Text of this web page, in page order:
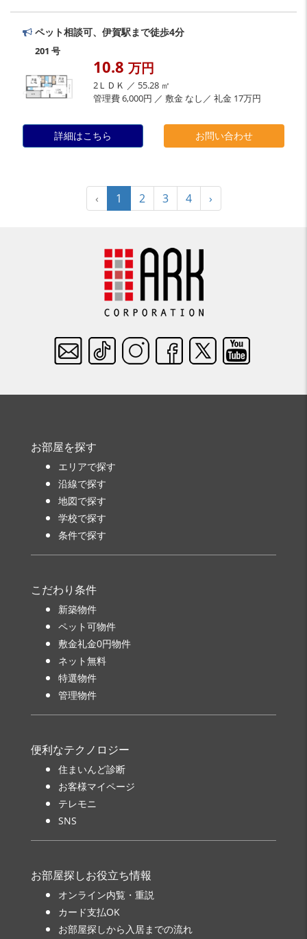
ペット相談可、伊賀駅まで徒歩4分
201 号
10.8 万円
2ＬＤＫ ／ 55.28 ㎡
管理費 6,000円 ／ 敷金 なし／ 礼金 17万円
詳細はこちら お問い合わせ
‹ 1 2 3 4 ›
お部屋を探す
エリアで探す
沿線で探す
地図で探す
学校で探す
条件で探す
こだわり条件
新築物件
ペット可物件
敷金礼金0円物件
ネット無料
特選物件
管理物件
便利なテクノロジー
住まいんど診断
お客様マイページ
テレモニ
SNS
お部屋探しお役立ち情報
オンライン内覧・重説
カード支払OK
お部屋探しから入居までの流れ